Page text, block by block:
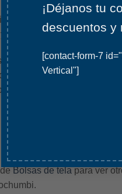
¡Déjanos tu
descuentos y
[contact-form-7
Vertical"]
a su resistencia puede
océanos y arrasen con la
plegable de tela está
cuidar a tiempo
La
Lavar a mano con
utilizar lejía. No meter a la
deBolsas de telapara ver